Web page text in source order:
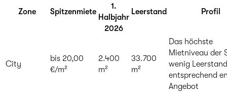
Zone Spitzenmiete
1.
Halbjahr
2026
Leerstand Profil
City
bis 20,00
€/m²
2.400
m²
33.700
m²
Das höchste
Mietniveau der
wenig
entsprechend
Angebot